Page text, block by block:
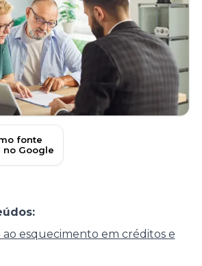
fonte
Google
esquecimento em créditos e